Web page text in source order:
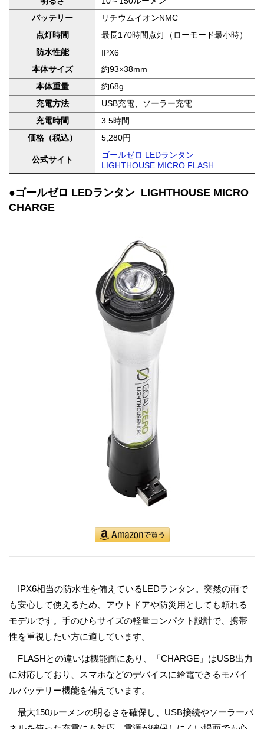
バッテリー
リチウムイオンNMC
点灯時間
最長170時間点灯（ローモード最小時）
防水性能
IPX6
本体サイズ
約93×38mm
本体重量
約68g
充電方法
USB充電、ソーラー充電
充電時間
3.5時間
価格（税込）
5,280円
公式サイト
ゴールゼロ LEDランタン
LIGHTHOUSE MICRO FLASH
●ゴールゼロ LEDランタン LIGHTHOUSE MICRO
CHARGE
IPX6相当の防水性を備えているLEDランタン。突然の雨で
も安心して使えるため、アウトドアや防災用としても頼れる
モデルです。手のひらサイズの軽量コンパクト設計で、携帯
性を重視したい方に適しています。
FLASHとの違いは機能面にあり、「CHARGE」はUSB出力
に対応しており、スマホなどのデバイスに給電できるモバイ
ルバッテリー機能を備えています。
最大150ルーメンの明るさを確保し、USB接続やソーラーパ